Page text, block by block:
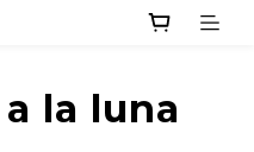
la luna